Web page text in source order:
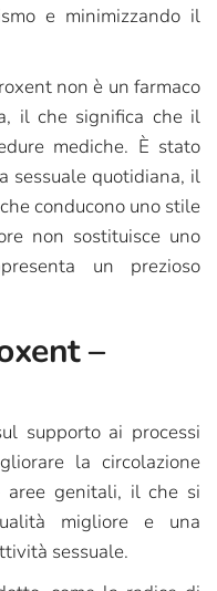
e minimizzando il
non è un farmaco
il che significa che il
mediche. È stato
sessuale quotidiana, il
conducono uno stile
non sostituisce uno
un prezioso
–
supporto ai processi
la circolazione
aree genitali, il che si
migliore e una
sessuale.